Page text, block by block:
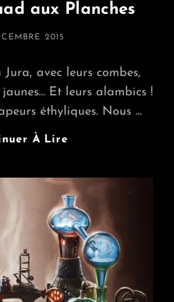
aux Planches
2015
avec leurs combes,
Et leurs alambics !
éthyliques. Nous …
À LireLe
Planches